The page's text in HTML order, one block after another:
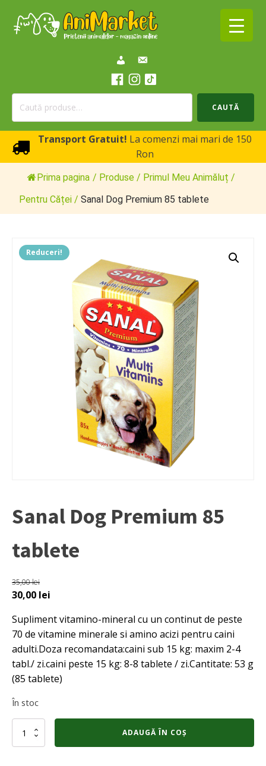
Caută
CAUTĂ
Transport Gratuit! La comenzi mai mari de 150
Ron
Prima pagina / Produse / Primul Meu Animăluț /
Pentru Căței / Sanal Dog Premium 85 tablete
Reduceri!
Sanal Dog Premium 85
tablete
35,00lei
Prețul
a
fost:
35,00 lei.
30,00 lei
este:
30,00 lei.
Supliment vitamino-mineral cu un continut de peste
70 de vitamine minerale si amino acizi pentru caini
adulti.Doza recomandata:caini sub 15 kg: maxim 2-4
tabl./ zi.caini peste 15 kg: 8-8 tablete / zi.Cantitate: 53 g
(85 tablete)
În stoc
Cantitate
ADAUGĂ ÎN COȘ